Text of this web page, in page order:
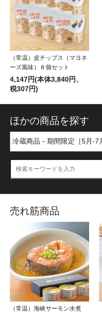
（常温）皮チップス（マヨネ
ーズ風味）８個セット
4,147円(本体3,840円、
税307円)
ほかの商品を探す
売れ筋商品
（常温）海峡サーモン水煮